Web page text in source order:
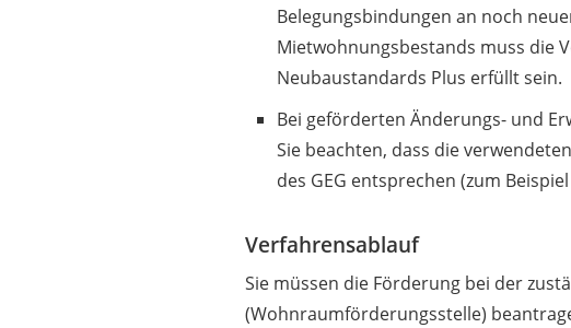
Belegungsbindungen an noch
Mietwohnungsbestands muss die
Neubaustandards Plus erfüllt sein.
Bei geförderten Änderungs- und
Sie beachten, dass die
des GEG entsprechen (zum
Verfahrensablauf
Sie müssen die Förderung bei der
(Wohnraumförderungsstelle)